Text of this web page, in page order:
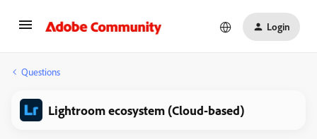
Login
Questions
Lightroom ecosystem (Cloud-based)